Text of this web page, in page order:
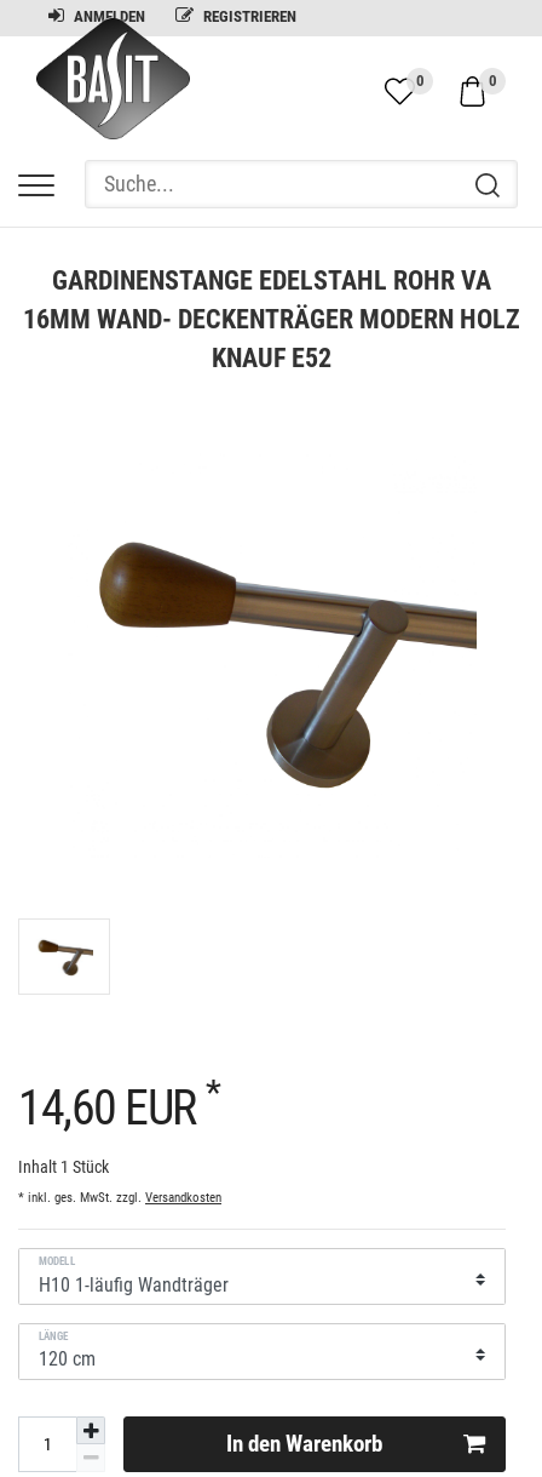
ANMELDEN REGISTRIEREN
0
0
GARDINENSTANGE EDELSTAHL ROHR VA
16MM WAND- DECKENTRÄGER MODERN HOLZ
KNAUF E52
14,60 EUR *
Inhalt 1 Stück
* inkl. ges. MwSt. zzgl. Versandkosten
MODELL
LÄNGE
In den Warenkorb